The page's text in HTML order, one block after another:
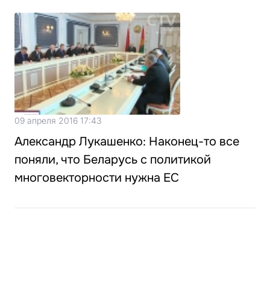
09 апреля 2016 17:43
Александр Лукашенко: Наконец-то все
поняли, что Беларусь с политикой
многовекторности нужна ЕС